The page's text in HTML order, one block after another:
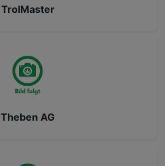
TrolMaster
Theben AG